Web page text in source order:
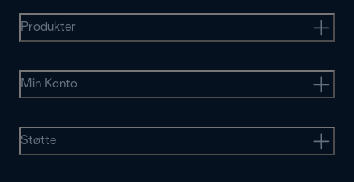
Produkter
Min Konto
Støtte